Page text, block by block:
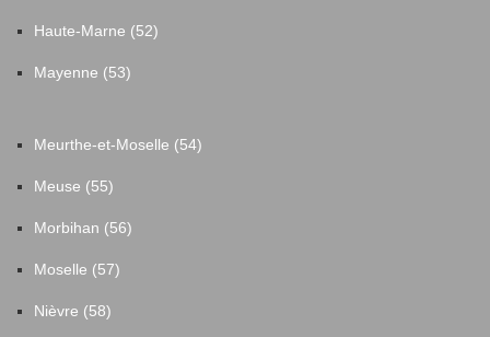
Haute-Marne (52)
Mayenne (53)
Meurthe-et-Moselle (54)
Meuse (55)
Morbihan (56)
Moselle (57)
Nièvre (58)